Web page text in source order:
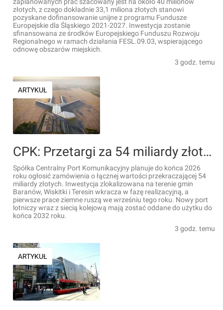
złotych, z czego dokładnie 33,1 miliona złotych stanowi
pozyskane dofinansowanie unijne z programu Fundusze
Europejskie dla Śląskiego 2021-2027. Inwestycja zostanie
sfinansowana ze środków Europejskiego Funduszu Rozwoju
Regionalnego w ramach działania FESL.09.03, wspierającego
odnowę obszarów miejskich.
3 godz. temu
ARTYKUŁ
CPK: Przetargi za 54 miliardy złotych i start prac w Baranowie we wrześniu
Spółka Centralny Port Komunikacyjny planuje do końca 2026
roku ogłosić zamówienia o łącznej wartości przekraczającej 54
miliardy złotych. Inwestycja zlokalizowana na terenie gmin
Baranów, Wiskitki i Teresin wkracza w fazę realizacyjną, a
pierwsze prace ziemne ruszą we wrześniu tego roku. Nowy port
lotniczy wraz z siecią kolejową mają zostać oddane do użytku do
końca 2032 roku.
3 godz. temu
ARTYKUŁ